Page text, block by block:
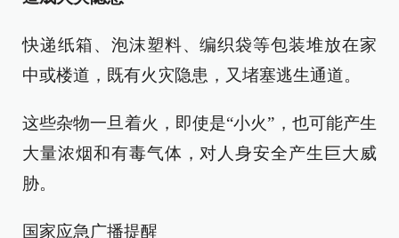
快递纸箱、泡沫塑料、编织袋等包装堆放在家
中或楼道，既有火灾隐患，又堵塞逃生通道。
这些杂物一旦着火，即使是“小火”，也可能产生
大量浓烟和有毒气体，对人身安全产生巨大威
胁。
国家应急广播提醒